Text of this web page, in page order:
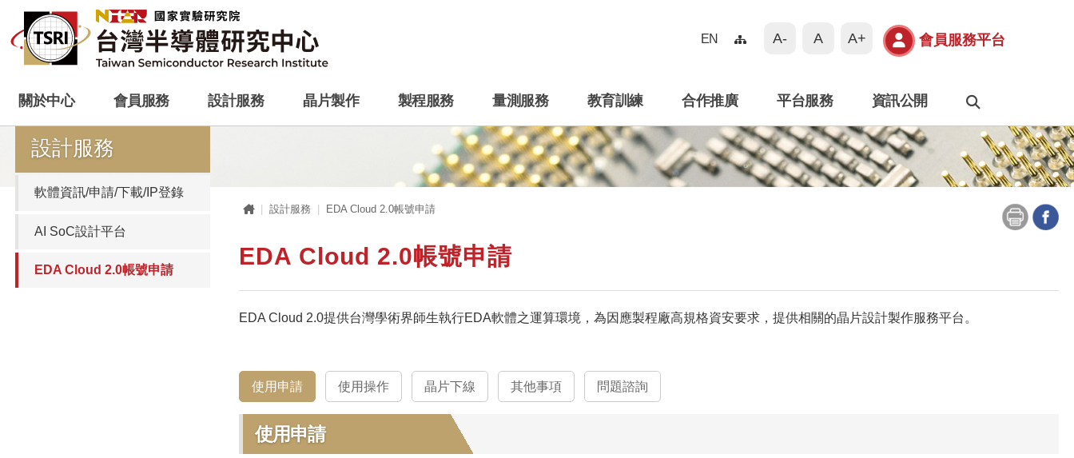
EN A- A A+ 會員服務平台
關於中心 會員服務 設計服務 晶片製作 製程服務 量測服務 教育訓練 合作推廣 平台服務 資訊公開
搜尋
設計服務
軟體資訊/申請/下載/IP登錄
AI SoC設計平台
EDA Cloud 2.0帳號申請
首頁設計服務 EDA Cloud 2.0帳號申請
EDA Cloud 2.0帳號申請
EDA Cloud 2.0提供台灣學術界師生執行EDA軟體之運算環境，為因應製程廠高規格資安要求，提供相關的晶片設計製作服務平台。
使用申請 使用操作 晶片下線 其他事項 問題諮詢
使用申請